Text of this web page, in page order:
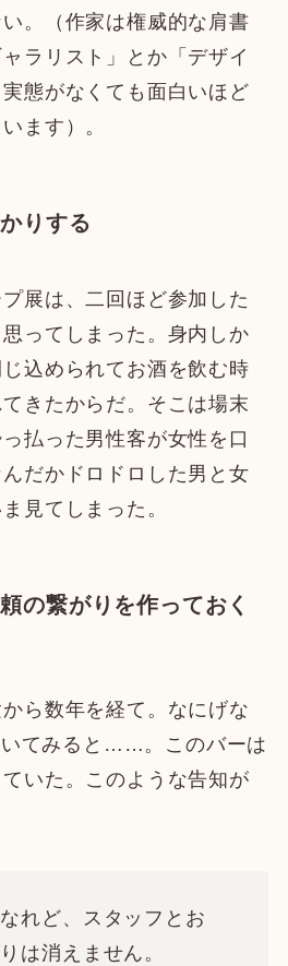
。（作家は権威的な肩書
ラリスト」とか「デザイ
態がなくても面白いほど
ます）。
りする
展は、二回ほど参加した
ってしまった。身内しか
込められてお酒を飲む時
きたからだ。そこは場末
払った男性客が女性を口
だかドロドロした男と女
見てしまった。
の繋がりを作っておく
ら数年を経て。なにげな
いてみると……。このバーは
いた。このような告知が
れど、スタッフとお
は消えません。